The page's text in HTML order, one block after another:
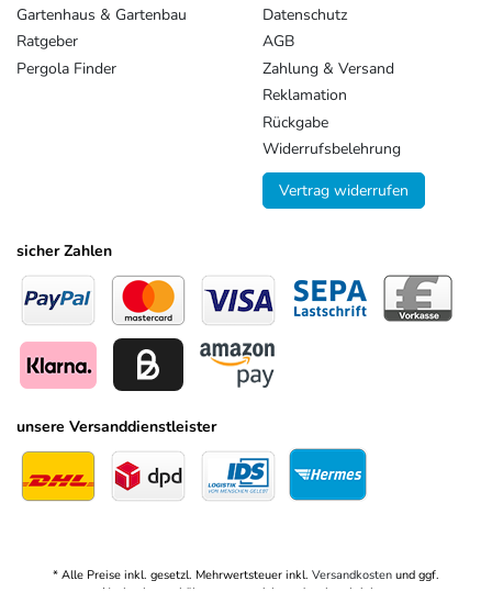
Gartenhaus & Gartenbau
Ratgeber
Pergola Finder
Datenschutz
AGB
Zahlung & Versand
Reklamation
Rückgabe
Widerrufsbelehrung
Vertrag widerrufen
sicher Zahlen
unsere Versanddienstleister
* Alle Preise inkl. gesetzl. Mehrwertsteuer inkl. Versandkosten und ggf.